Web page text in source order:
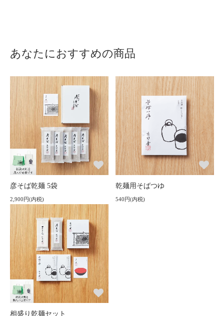
あなたにおすすめの商品
彦そば乾麺 5袋
2,900円(内税)
乾麺用そばつゆ
540円(内税)
相盛り乾麺セット